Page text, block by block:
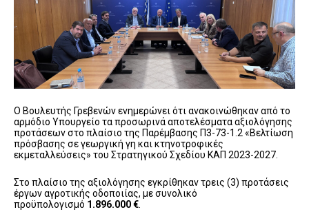
Ο Βουλευτής Γρεβενών ενημερώνει ότι ανακοινώθηκαν από το
αρμόδιο Υπουργείο τα προσωρινά αποτελέσματα αξιολόγησης
προτάσεων στο πλαίσιο της Παρέμβασης Π3-73-1.2 «Βελτίωση
πρόσβασης σε γεωργική γη και κτηνοτροφικές
εκμεταλλεύσεις» του Στρατηγικού Σχεδίου ΚΑΠ 2023-2027.
Στο πλαίσιο της αξιολόγησης εγκρίθηκαν τρεις (3) προτάσεις
έργων αγροτικής οδοποιίας, με συνολικό
προϋπολογισμό 1.896.000 €.